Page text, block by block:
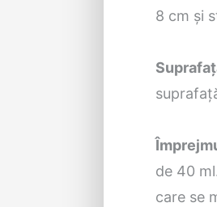
8 cm şi
de 40
care se